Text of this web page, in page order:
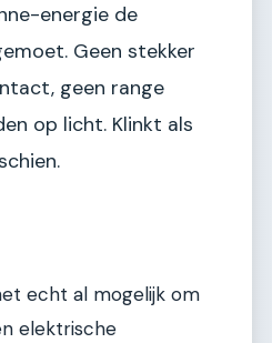
energie de
Geen stekker
geen range
op licht. Klinkt als
echt al mogelijk om
elektrische